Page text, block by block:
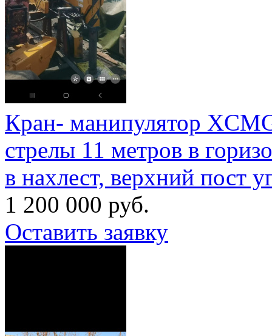
Кран- манипулятор
стрелы 11 метров в
в нахлест, верхний пост
1 200 000 руб.
Оставить заявку